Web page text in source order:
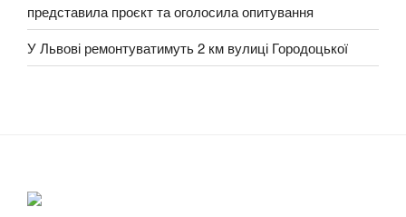
представила проєкт та оголосила опитування
У Львові ремонтуватимуть 2 км вулиці Городоцької